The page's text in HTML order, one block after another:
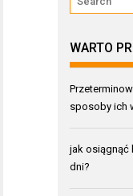
WARTO
sposoby ich
jak osiągnąć
dni?